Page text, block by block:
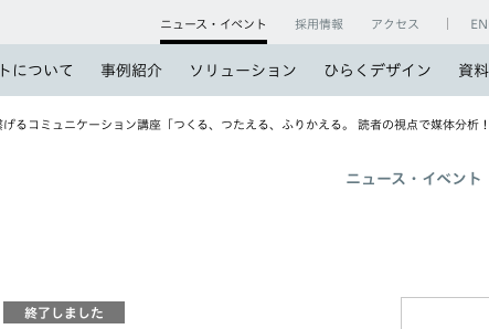
について 事例紹介 ソリューション ひらくデザイン 資
ニュース・イベント 採用情報 アクセス
げるコミュニケーション講座「つくる、つたえる、ふりかえる。 読者の視点で媒体分析
ニュース・イベント
終了しました